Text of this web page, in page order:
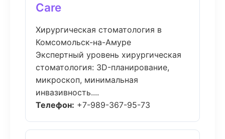
Care
Хирургическая стоматология в
Комсомольск-на-Амуре
Экспертный уровень хирургическая
стоматология: 3D-планирование,
микроскоп, минимальная
инвазивность....
Телефон: +7-989-367-95-73